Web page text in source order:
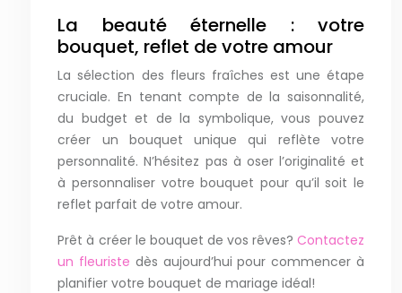
La beauté éternelle : votre
bouquet, reflet de votre amour
La sélection des fleurs fraîches est une étape
cruciale. En tenant compte de la saisonnalité,
du budget et de la symbolique, vous pouvez
créer un bouquet unique qui reflète votre
personnalité. N’hésitez pas à oser l’originalité et
à personnaliser votre bouquet pour qu’il soit le
reflet parfait de votre amour.
Prêt à créer le bouquet de vos rêves? Contactez
un fleuriste dès aujourd’hui pour commencer à
planifier votre bouquet de mariage idéal!